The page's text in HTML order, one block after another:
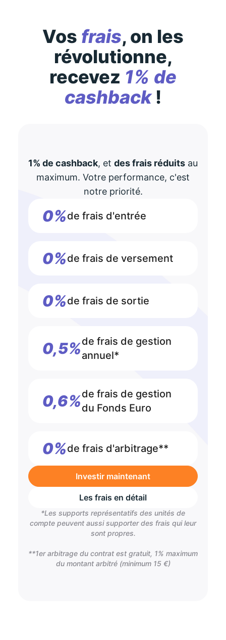
Vos frais, on les
révolutionne,
recevez 1% de
cashback!
1% de cashback, et des frais réduits au
maximum. Votre performance, c'est
notre priorité.
0%de frais d'entrée
0%de frais de versement
0%de frais de sortie
0,5%de frais de gestion
annuel*
0,6%de frais de gestion
du Fonds Euro
0%de frais d'arbitrage**
Investir maintenant
Les frais en détail
*Les supports représentatifs des unités de
compte peuvent aussi supporter des frais qui leur
sont propres.
**1er arbitrage du contrat est gratuit, 1% maximum
du montant arbitré (minimum 15 €)